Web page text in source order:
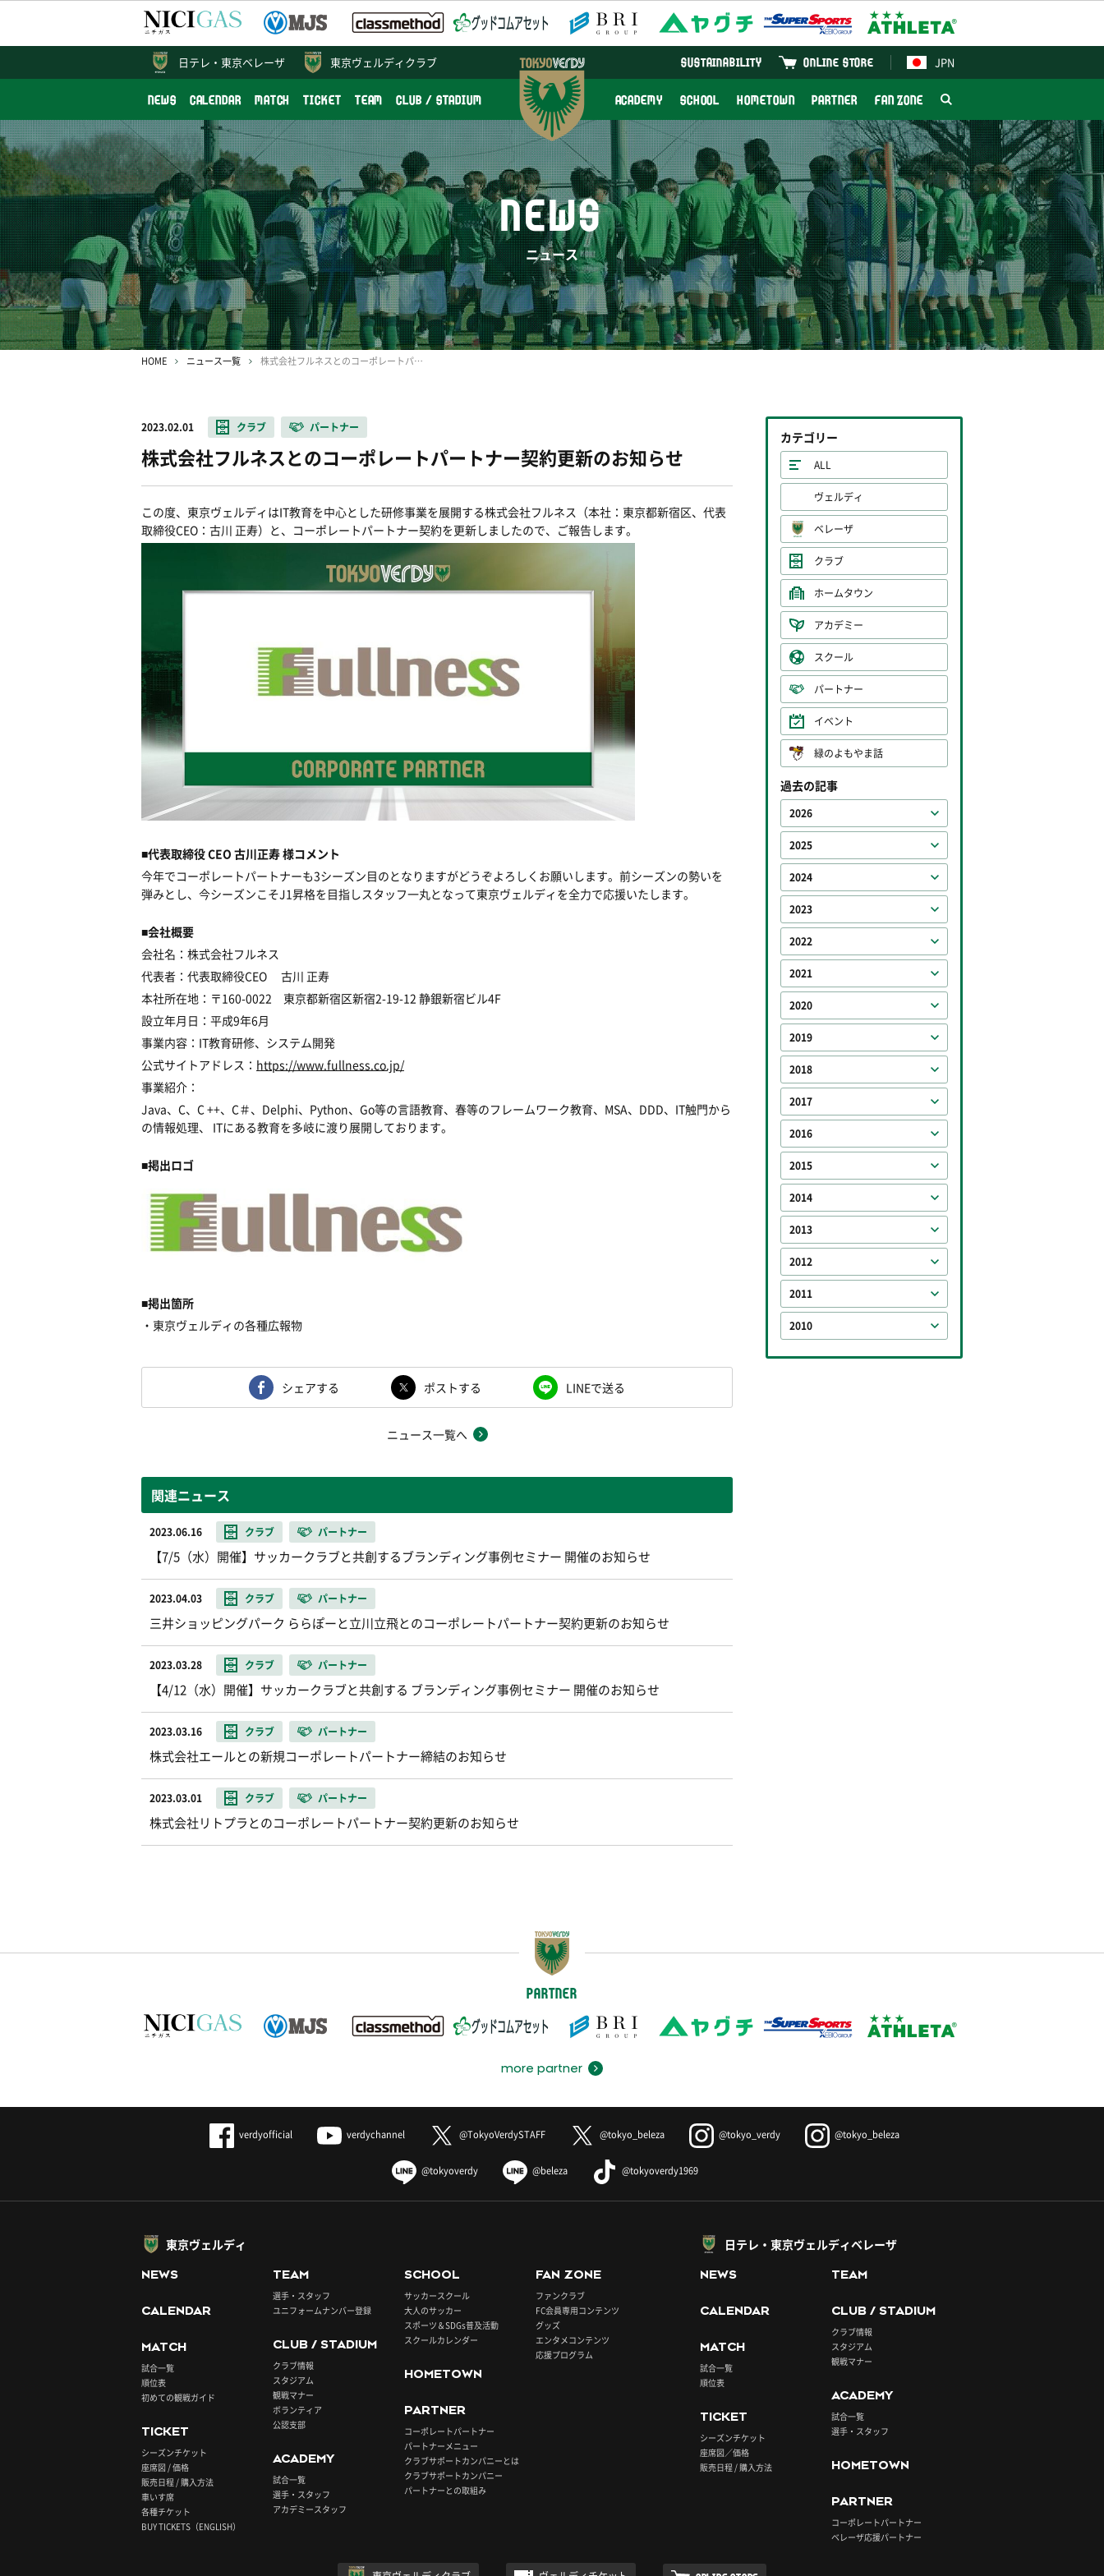
東京ヴェルディクラブ JPN
ONLINE STORE
SUSTAINABILITY
NEWS CALENDAR MATCH TICKET TEAM CLUB / STADIUM ACADEMY SCHOOL HOMETOWN PARTNER FAN ZONE
日テレ・ 東京ベレーザ
NEWS
ニュース
HOME ニュース一覧 株式会社フルネスとのコーポレートパートナー契約更新のお知らせ
2023.02.01 クラブ パートナー
株式会社フルネスとのコーポレートパートナー契約更新のお知らせ
この度、東京ヴェルディはIT教育を中心とした研修事業を展開する株式会社フルネス（本社：東京都新宿区、代表
取締役CEO ：古川 正寿）と、コーポレートパートナー契約を更新しましたので、ご報告します。
■代表取締役CEO 古川正寿 様コメント
今年でコーポレートパートナーも3シーズン目のとなりますがどうぞよろしくお願いします。前シーズンの勢いを
弾みとし、今シーズンこそJ1昇格を目指しスタッフ一丸となって東京ヴェルディを全力で応援いたします。
■会社概要
会社名：株式会社フルネス
代表者：代表取締役CEO 古川 正寿
本社所在地：〒160-0022 東京都新宿区新宿2-19-12 静銀新宿ビル4F
設立年月日：平成9年6月
事業内容： IT教育研修、システム開発
公式サイトアドレス： https://www.fullness.co.jp/
事業紹介：
Java、 C、 C ++、 C＃、 Delphi、 Python、 Go等の言語教育、春等のフレームワーク教育、 MSA、 DDD、 IT触門から
の情報処理、
ITにある教育を多岐に渡り展開しております。
■掲出ロゴ
■掲出箇所
・東京ヴェルディの各種広報物
シェアする ポストする LINEで送る
ニュース一覧へ
関連ニュース
2023.06.16 クラブ パートナー
【7/5（水）開催】サッカークラブと共創するブランディング事例セミナー 開催のお知らせ
2023.04.03 クラブ パートナー
三井ショッピングパーク ららぽーと立川立飛とのコーポレートパートナー契約更新のお知らせ
2023.03.28 クラブ パートナー
【4/12（水）開催】サッカークラブと共創する ブランディング事例セミナー 開催のお知らせ
2023.03.16 クラブ パートナー
株式会社エールとの新規コーポレートパートナー締結のお知らせ
2023.03.01 クラブ パートナー
株式会社リトプラとのコーポレートパートナー契約更新のお知らせ
カテゴリー
ALL
ヴェルディ
ベレーザ
クラブ
ホームタウン
アカデミー
スクール
パートナー
イベント
緑のよもやま話
過去の記事
2026
2025
2024
2023
2022
2021
2020
2019
2018
2017
2016
2015
2014
2013
2012
2011
2010
PARTNER
more partner
verdyofficial verdychannel @TokyoVerdySTAFF @tokyo_beleza @tokyo_verdy @tokyo_beleza
@tokyoverdy @beleza @tokyoverdy1969
東京ヴェルディ
NEWS
CALENDAR
MATCH
試合一覧
順位表
初めての観戦ガイド
TICKET
シーズンチケット
座席図 / 価格
販売日程 / 購入方法
車いす席
各種チケット
BUY TICKETS（ENGLISH）
TEAM
選手・スタッフ
ユニフォームナンバー登録
CLUB / STADIUM
クラブ情報
スタジアム
観戦マナー
ボランティア
公認支部
ACADEMY
試合一覧
選手・スタッフ
アカデミースタッフ
SCHOOL
サッカースクール
大人のサッカー
スポーツ＆SDGs普及活動
スクールカレンダー
HOMETOWN
PARTNER
コーポレートパートナー
パートナーメニュー
クラブサポートカンパニーとは
クラブサポートカンパニー
パートナーとの取組み
FAN ZONE
ファンクラブ
FC会員専用コンテンツ
グッズ
エンタメコンテンツ
応援プログラム
日テレ・東京ヴェルディベレーザ
NEWS
CALENDAR
MATCH
試合一覧
順位表
TICKET
シーズンチケット
座席図／価格
販売日程 / 購入方法
TEAM
CLUB / STADIUM
クラブ情報
スタジアム
観戦マナー
ACADEMY
試合一覧
選手・スタッフ
HOMETOWN
PARTNER
コーポレートパートナー
ベレーザ応援パートナー